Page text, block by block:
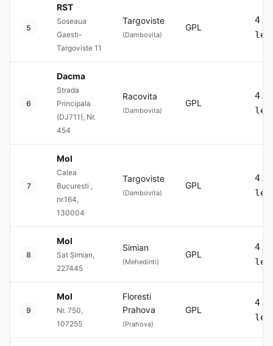
5
RST
Soseaua
Gaesti-
Targoviste 11
Targoviste
(Dambovita)
GPL
6
Dacma
Strada
Principala
(DJ711), Nr.
454
Racovita
(Dambovita)
GPL
7
Mol
Calea
Bucuresti ,
nr.164,
130004
Targoviste
(Dambovita)
GPL
8
Mol
Sat Şimian,
227445
Simian
(Mehedinti)
GPL
9
Mol
Nr. 750,
107255
Floresti
Prahova
(Prahova)
GPL